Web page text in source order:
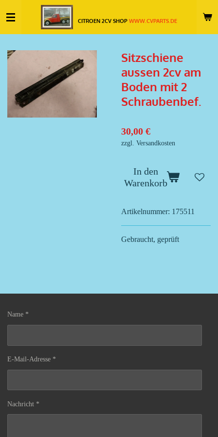
Hauptinhalt
springen
CITROEN 2CV SHOPWWW.CVPARTS.DE
Sitzschiene
aussen 2cv am
Boden mit 2
Schraubenbef.
30,00 €
zzgl. Versandkosten
In den
Warenkorb
Artikelnummer: 175511
Gebraucht, geprüft
Name *
E-Mail-Adresse *
Nachricht *